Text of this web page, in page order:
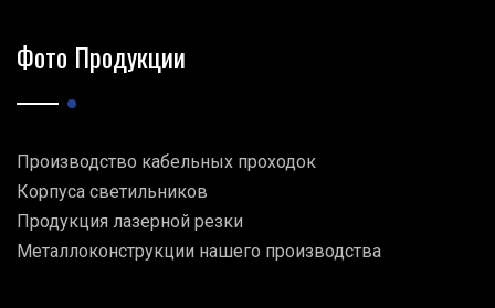
Фото Продукции
Производство кабельных проходок
Корпуса светильников
Продукция лазерной резки
Металлоконструкции нашего производства